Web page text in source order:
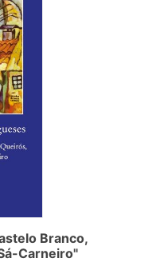
Branco,
Carneiro"